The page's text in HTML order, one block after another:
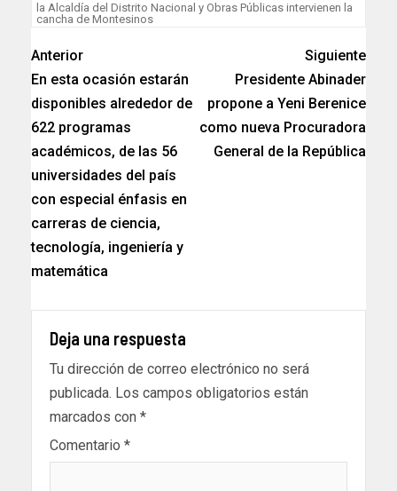
la Alcaldía del Distrito Nacional y Obras Públicas intervienen la
cancha de Montesinos
Anterior
En esta ocasión estarán
disponibles alrededor de
622 programas
académicos, de las 56
universidades del país
con especial énfasis en
carreras de ciencia,
tecnología, ingeniería y
matemática
Siguiente
Presidente Abinader
propone a Yeni Berenice
como nueva Procuradora
General de la República
Deja una respuesta
Tu dirección de correo electrónico no será
publicada. Los campos obligatorios están
marcados con *
Comentario *